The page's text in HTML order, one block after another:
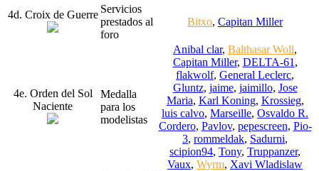
4d. Croix de Guerre Servicios
prestados al
foro
Bitxo, Capitan Miller
4e. Orden del Sol
Naciente
Medalla
para los
modelistas
Anibal clar, Balthasar Woll,
Capitan Miller, DELTA-61 ,
flakwolf, General Leclerc,
Gluntz, jaime, jaimillo, Jose
Maria, Karl Koning, Krossieg,
luis calvo, Marseille, Osvaldo R.
Cordero, Pavlov, pepescreen, Pio-
3, rommeldak, Sadurni,
scipion94, Tony, Truppanzer,
Vaux, Wyrm, Xavi Wladislaw